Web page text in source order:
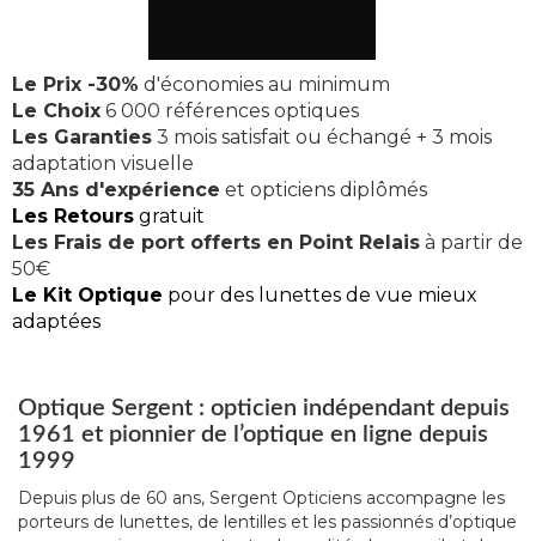
Le Prix -30% d'économies au minimum
Le Choix 6 000 références optiques
Les Garanties 3 mois satisfait ou échangé + 3 mois
adaptation visuelle
35 Ans d'expérience et opticiens diplômés
Les Retours gratuit
Les Frais de port offerts en Point Relais à partir de
50€
Le Kit Optique pour des lunettes de vue mieux
adaptées
Optique Sergent : opticien indépendant depuis
1961 et pionnier de l’optique en ligne depuis
1999
Depuis plus de 60 ans, Sergent Opticiens accompagne les
porteurs de lunettes, de lentilles et les passionnés d’optique